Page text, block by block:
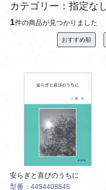
カテゴリー：指定な
1件の商品が見つかりました
おすすめ順
安らぎと喜びのうちに
型番：4494408845